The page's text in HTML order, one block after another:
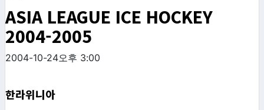
ASIA LEAGUE ICE HOCKEY
2004-2005
2004-10-24오후 3:00
한라위니아